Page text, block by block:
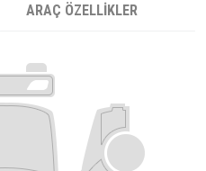
ARAÇ ÖZELLİKLER